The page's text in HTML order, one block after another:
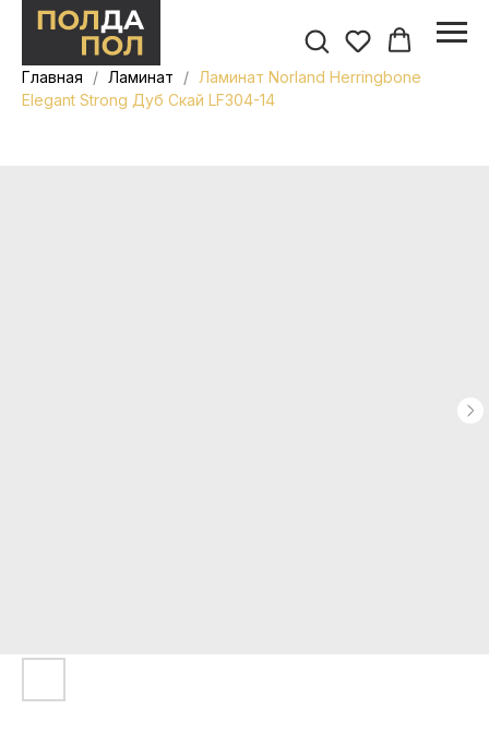
Главная Ламинат
Ламинат Norland Herringbone
Elegant Strong Дуб Скай LF304-14